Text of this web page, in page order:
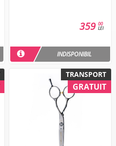
00
LEI
359
INDISPONIBIL
TRANSPORT
GRATUIT